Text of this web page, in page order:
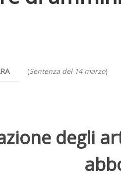
(Sentenza del 14 marzo)
degli